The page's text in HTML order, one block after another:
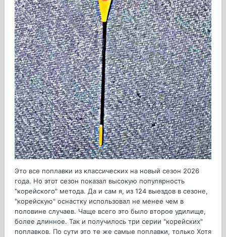
Это все поплавки из классических на новый сезон 2026
года. Но этот сезон показал высокую популярность
"корейского" метода. Да и сам я, из 124 выездов в сезоне,
"корейскую" оснастку использовал не менее чем в
половине случаев. Чаще всего это было второе удилище,
более длинное. Так и получилось три серии "корейских"
поплавков. По сути это те же самые поплавки, только Хотя